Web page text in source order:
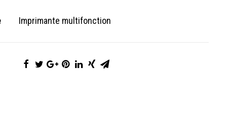
Imprimante multifonction